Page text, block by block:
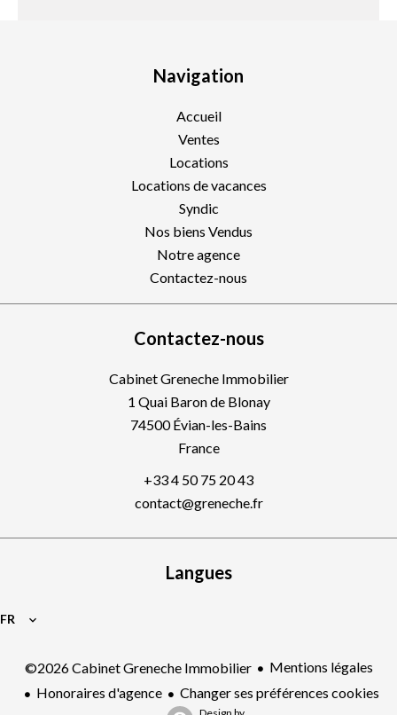
Navigation
Accueil
Ventes
Locations
Locations de vacances
Syndic
Nos biens Vendus
Notre agence
Contactez-nous
Contactez-nous
Cabinet Greneche Immobilier
1 Quai Baron de Blonay
74500Évian-les-Bains
France
+33 4 50 75 20 43
contact@greneche.fr
Langues
FR
©2026 Cabinet Greneche Immobilier
Mentions légales
Honoraires d'agence
Changer ses préférences cookies